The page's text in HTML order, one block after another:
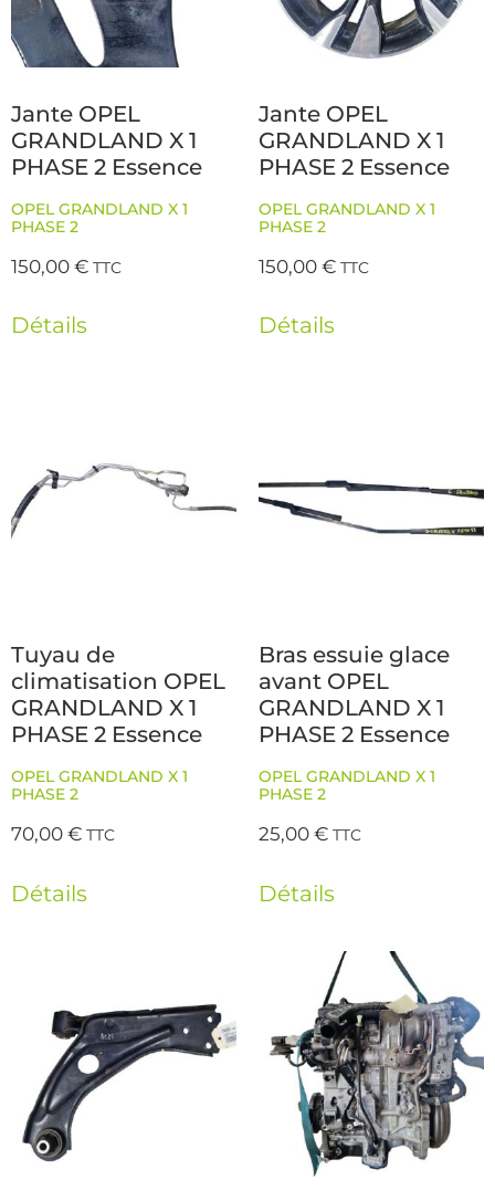
Jante OPEL
GRANDLAND X 1
PHASE 2 Essence
OPEL GRANDLAND X 1
PHASE 2
150,00€ TTC
Détails
Jante OPEL
GRANDLAND X 1
PHASE 2 Essence
OPEL GRANDLAND X 1
PHASE 2
150,00€ TTC
Détails
Tuyau de
climatisation OPEL
GRANDLAND X 1
PHASE 2 Essence
OPEL GRANDLAND X 1
PHASE 2
70,00€ TTC
Détails
Bras essuie glace
avant OPEL
GRANDLAND X 1
PHASE 2 Essence
OPEL GRANDLAND X 1
PHASE 2
25,00€ TTC
Détails